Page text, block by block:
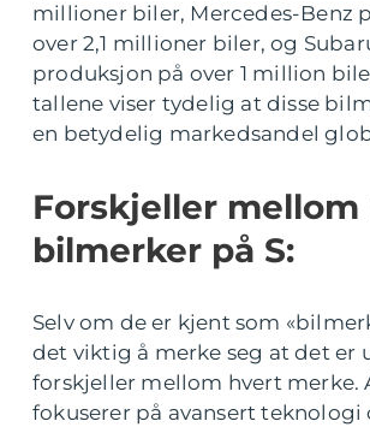
millioner biler, Mercedes-Benz
over 2,1 millioner biler, og
produksjon på over 1 million
tallene viser tydelig at disse
en betydelig markedsandel
Forskjeller mellom
bilmerker på S:
Selv om de er kjent som
det viktig å merke seg at det er
forskjeller mellom hvert merke.
fokuserer på avansert teknologi